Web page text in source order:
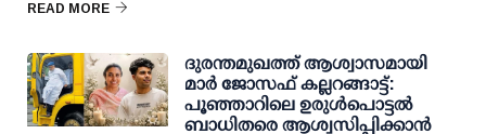
READ MORE
ദുരന്തമുഖത്ത് ആശ്വാസമായി
മാര്‍ ജോസഫ് കല്ലറങ്ങാട്ട്:
പൂഞ്ഞാറിലെ ഉരുള്‍പൊട്ടല്‍
ബാധിതരെ ആശ്വസിപ്പിക്കാന്‍